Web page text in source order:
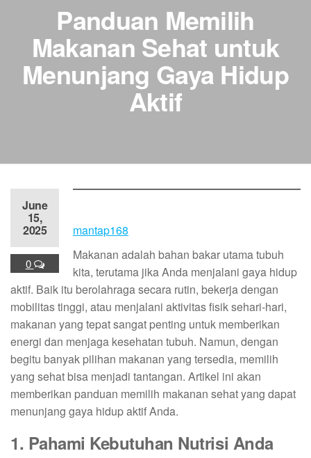
Panduan Memilih
Makanan Sehat untuk
Menunjang Gaya Hidup
Aktif
June
15,
2025
0
mantap168
Makanan adalah bahan bakar utama tubuh
kita, terutama jika Anda menjalani gaya hidup
aktif. Baik itu berolahraga secara rutin, bekerja dengan
mobilitas tinggi, atau menjalani aktivitas fisik sehari-hari,
makanan yang tepat sangat penting untuk memberikan
energi dan menjaga kesehatan tubuh. Namun, dengan
begitu banyak pilihan makanan yang tersedia, memilih
yang sehat bisa menjadi tantangan. Artikel ini akan
memberikan panduan memilih makanan sehat yang dapat
menunjang gaya hidup aktif Anda.
1. Pahami Kebutuhan Nutrisi Anda